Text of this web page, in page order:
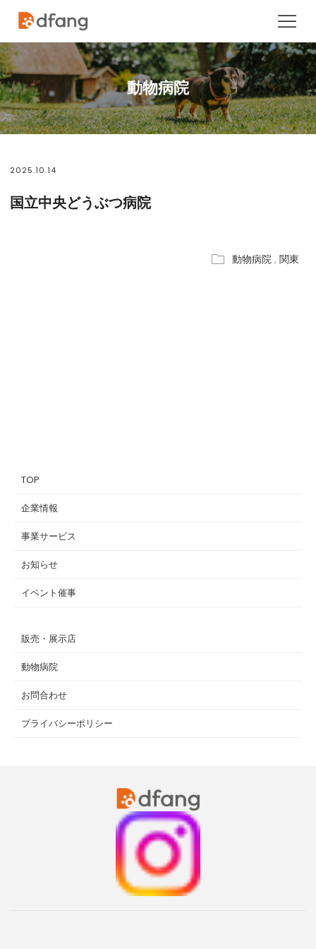
動物病院
2025.10.14
国立中央どうぶつ病院
動物病院, 関東
TOP
企業情報
事業サービス
お知らせ
イベント催事
販売・展示店
動物病院
お問合わせ
プライバシーポリシー